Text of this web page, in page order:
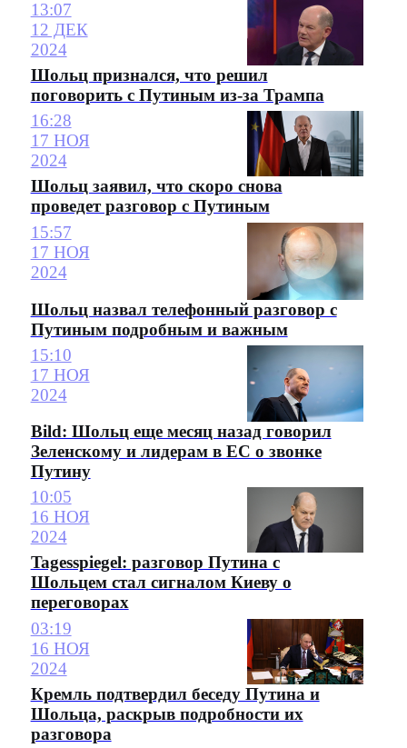
13:07
12 ДЕК
2024
Шольц признался, что решил
поговорить с Путиным из-за Трампа
16:28
17 НОЯ
2024
Шольц заявил, что скоро снова
проведет разговор с Путиным
15:57
17 НОЯ
2024
Шольц назвал телефонный разговор с
Путиным подробным и важным
15:10
17 НОЯ
2024
Bild: Шольц еще месяц назад говорил
Зеленскому и лидерам в ЕС о звонке
Путину
10:05
16 НОЯ
2024
Tagesspiegel: разговор Путина с
Шольцем стал сигналом Киеву о
переговорах
03:19
16 НОЯ
2024
Кремль подтвердил беседу Путина и
Шольца, раскрыв подробности их
разговора